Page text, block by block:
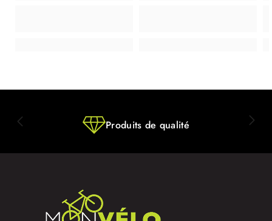
Produits de qualité